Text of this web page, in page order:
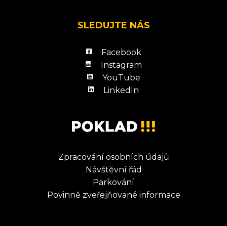
SLEDUJTE NÁS
Facebook
Instagram
YouTube
LinkedIn
Zpracování osobních údajů
Návštěvní řád
Parkování
Povinně zveřejňované informace